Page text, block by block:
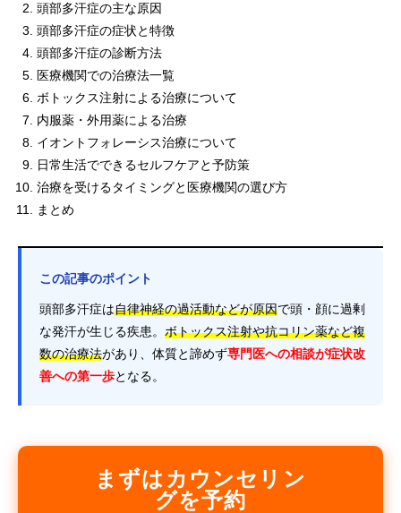
頭部多汗症の主な原因
頭部多汗症の症状と特徴
頭部多汗症の診断方法
医療機関での治療法一覧
ボトックス注射による治療について
内服薬・外用薬による治療
イオントフォレーシス治療について
日常生活でできるセルフケアと予防策
治療を受けるタイミングと医療機関の選び方
まとめ
この記事のポイント
頭部多汗症は自律神経の過活動などが原因で頭・顔に過剰
な発汗が生じる疾患。 ボトックス注射や抗コリン薬など複
数の治療法があり、体質と諦めず専門医への相談が症状改
善への第一歩となる。
まずはカウンセリン
グを予約